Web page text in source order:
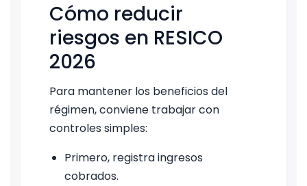
Cómo reducir
riesgos en RESICO
2026
Para mantener los beneficios del
régimen, conviene trabajar con
controles simples:
Primero, registra ingresos
cobrados.